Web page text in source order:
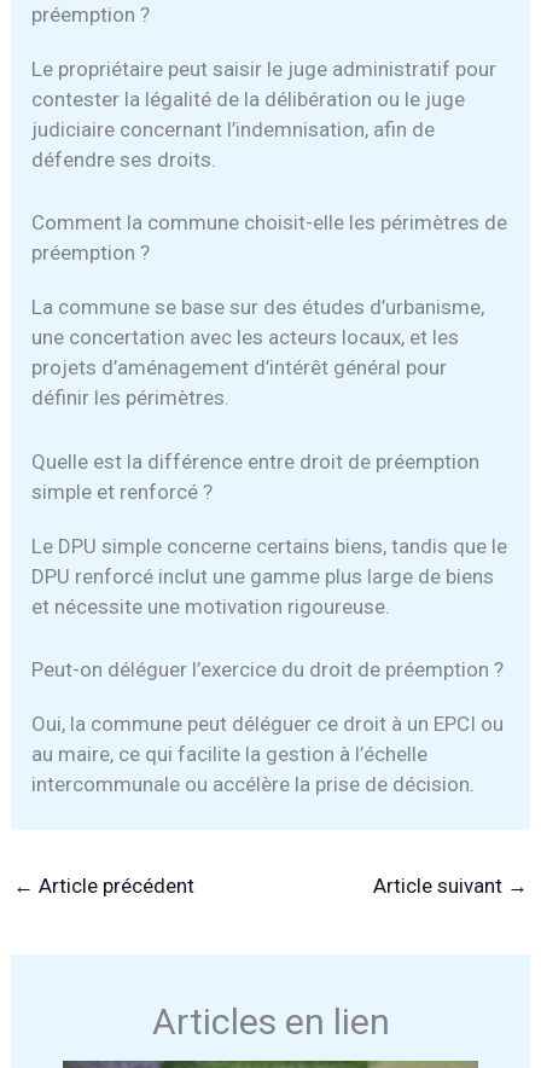
préemption ?
Le propriétaire peut saisir le juge administratif pour
contester la légalité de la délibération ou le juge
judiciaire concernant l’indemnisation, afin de
défendre ses droits.
Comment la commune choisit-elle les périmètres de
préemption ?
La commune se base sur des études d’urbanisme,
une concertation avec les acteurs locaux, et les
projets d’aménagement d’intérêt général pour
définir les périmètres.
Quelle est la différence entre droit de préemption
simple et renforcé ?
Le DPU simple concerne certains biens, tandis que le
DPU renforcé inclut une gamme plus large de biens
et nécessite une motivation rigoureuse.
Peut-on déléguer l’exercice du droit de préemption ?
Oui, la commune peut déléguer ce droit à un EPCI ou
au maire, ce qui facilite la gestion à l’échelle
intercommunale ou accélère la prise de décision.
← Article précédent Article suivant →
Articles en lien